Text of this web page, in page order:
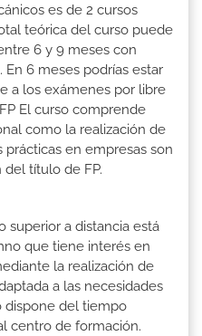
es de 2 cursos
teórica del curso puede
6 y 9 meses con
6 meses podrías estar
a los exámenes por libre
El curso comprende
como la realización de
prácticas en empresas son
del título de FP.
superior a distancia está
que tiene interés en
la realización de
a las necesidades
dispone del tiempo
centro de formación.